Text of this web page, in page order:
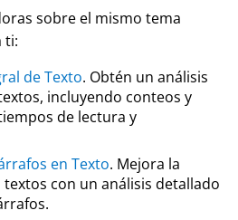
sobre el mismo tema
ti:
de Texto. Obtén un análisis
incluyendo conteos y
de lectura y
en Texto. Mejora la
con un análisis detallado